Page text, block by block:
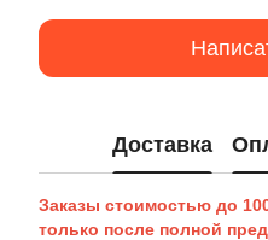
Доставка
Заказы стоимостью до
только после полной